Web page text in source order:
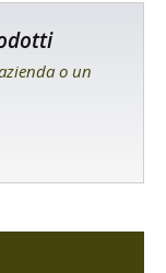
o un